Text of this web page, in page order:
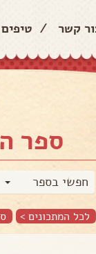
קשר / טיפים
ספר
חפשי בספר
לכל המתכונים >